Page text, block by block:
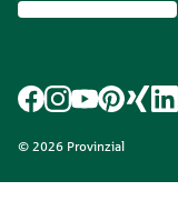
Privatsphäre-Einstellungen